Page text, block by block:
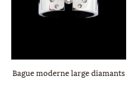
Bague moderne large diamants